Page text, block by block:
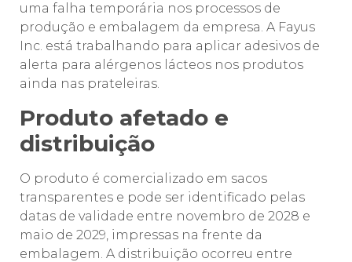
uma falha temporária nos processos de
produção e embalagem da empresa. A Fayus
Inc. está trabalhando para aplicar adesivos de
alerta para alérgenos lácteos nos produtos
ainda nas prateleiras.
Produto afetado e
distribuição
O produto é comercializado em sacos
transparentes e pode ser identificado pelas
datas de validade entre novembro de 2028 e
maio de 2029, impressas na frente da
embalagem. A distribuição ocorreu entre